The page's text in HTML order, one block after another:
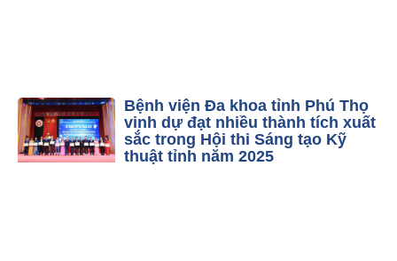
Bệnh viện Đa khoa tỉnh Phú Thọ
vinh dự đạt nhiều thành tích xuất
sắc trong Hội thi Sáng tạo Kỹ
thuật tỉnh năm 2025